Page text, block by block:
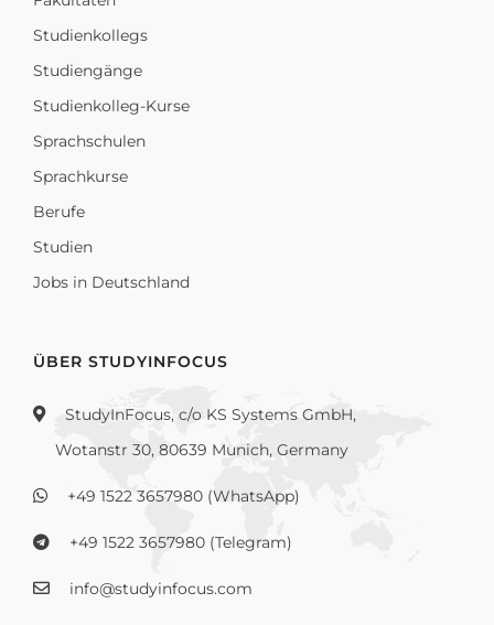
Studienkollegs
Studiengänge
Studienkolleg-Kurse
Sprachschulen
Sprachkurse
Berufe
Studien
Jobs in Deutschland
ÜBER STUDYINFOCUS
StudyInFocus, c/o KS Systems GmbH,
Wotanstr 30, 80639 Munich, Germany
+49 1522 3657980 (WhatsApp)
+49 1522 3657980 (Telegram)
info@studyinfocus.com